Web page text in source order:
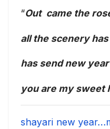
“Out came the
all the scenery
has send new
you are my sweet
shayari new